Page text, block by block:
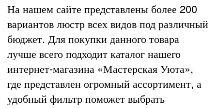
На нашем сайте представлены более 200
вариантов люстр всех видов под различный
бюджет. Для покупки данного товара
лучше всего подходит каталог нашего
интернет-магазина «Мастерская Уюта»,
где представлен огромный ассортимент, а
удобный фильтр поможет выбрать